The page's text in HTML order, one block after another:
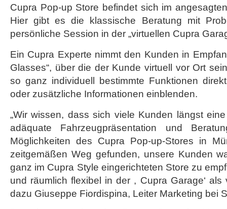
Store
München
präsent
Cupra Pop-up Store befindet sich im
Hier gibt es die klassische Beratung mit
persönliche Session in der „virtuellen Cupra
Ein Cupra Experte nimmt den Kunden in
Glasses“, über die der Kunde virtuell vor Ort
so ganz individuell bestimmte Funktionen
oder zusätzliche Informationen einblenden.
„Wir wissen, dass sich viele Kunden längst
adäquate Fahrzeugpräsentation und
Möglichkeiten des Cupra Pop-up-Stores in
zeitgemäßen Weg gefunden, unsere Kunden
ganz im Cupra Style eingerichteten Store zu
und räumlich flexibel in der , Cupra Garage‘ als
dazu Giuseppe Fiordispina, Leiter Marketing bei